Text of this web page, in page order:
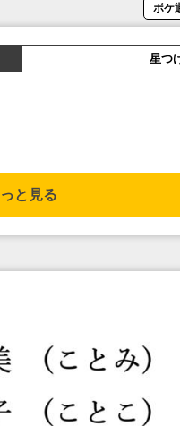
ボケ
星つ
と見る